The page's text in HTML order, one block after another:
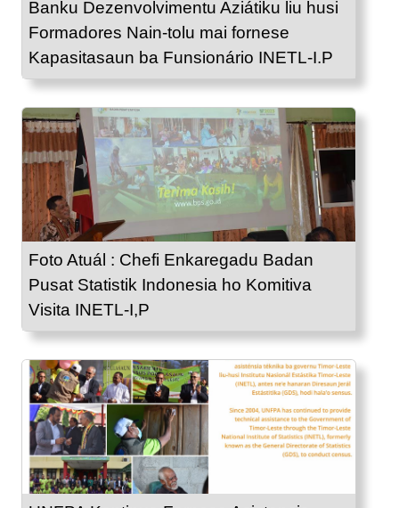
Banku Dezenvolvimentu Aziátiku liu husi
Formadores Nain-tolu mai fornese
Kapasitasaun ba Funsionário INETL-I.P
Foto Atuál : Chefi Enkaregadu Badan
Pusat Statistik Indonesia ho Komitiva
Visita INETL-I,P